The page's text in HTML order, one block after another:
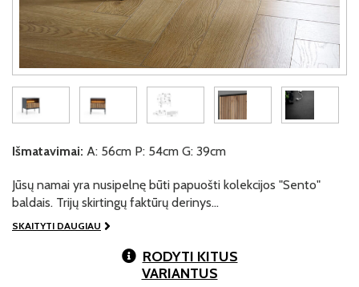
Išmatavimai: A: 56cm P: 54cm G: 39cm
Jūsų namai yra nusipelnę būti papuošti kolekcijos "Sento"
baldais. Trijų skirtingų faktūrų derinys…
SKAITYTI DAUGIAU
RODYTI KITUS
VARIANTUS